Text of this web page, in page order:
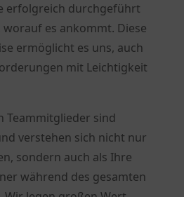
erfolgreich durchgeführt
es ankommt. Diese
ermöglicht es uns, auch
mit Leichtigkeit
Teammitglieder sind
verstehen sich nicht nur
sondern auch als Ihre
während des gesamten